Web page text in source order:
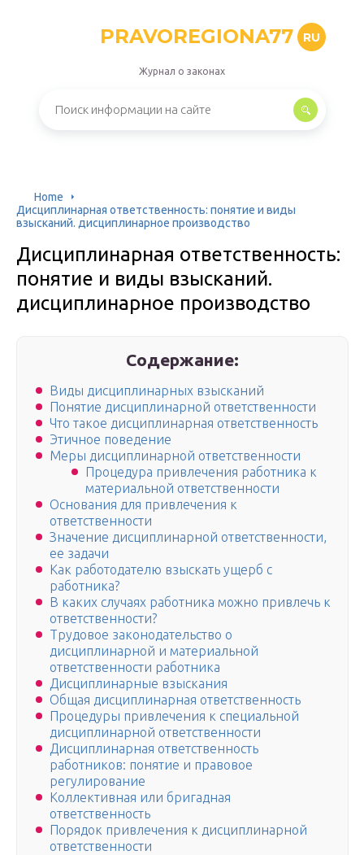
PRAVOREGIONA77 RU
Журнал о законах
Home
Дисциплинарная ответственность: понятие и виды
взысканий. дисциплинарное производство
Дисциплинарная ответственность:
понятие и виды взысканий.
дисциплинарное производство
Содержание:
Виды дисциплинарных взысканий
Понятие дисциплинарной ответственности
Что такое дисциплинарная ответственность
Этичное поведение
Меры дисциплинарной ответственности
Процедура привлечения работника к
материальной ответственности
Основания для привлечения к
ответственности
Значение дисциплинарной ответственности,
ее задачи
Как работодателю взыскать ущерб с
работника?
В каких случаях работника можно привлечь к
ответственности?
Трудовое законодательство о
дисциплинарной и материальной
ответственности работника
Дисциплинарные взыскания
Общая дисциплинарная ответственность
Процедуры привлечения к специальной
дисциплинарной ответственности
Дисциплинарная ответственность
работников: понятие и правовое
регулирование
Коллективная или бригадная
ответственность
Порядок привлечения к дисциплинарной
ответственности